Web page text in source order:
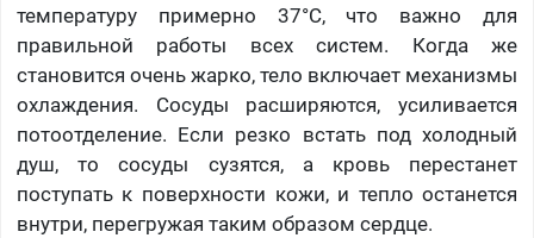
температуру примерно 37°C, что важно для
правильной работы всех систем. Когда же
становится очень жарко, тело включает механизмы
охлаждения. Сосуды расширяются, усиливается
потоотделение. Если резко встать под холодный
душ, то сосуды сузятся, а кровь перестанет
поступать к поверхности кожи, и тепло останется
внутри, перегружая таким образом сердце.